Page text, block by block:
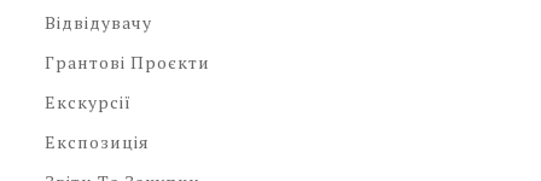
Відвідувачу
Грантові Проєкти
Екскурсії
Експозиція